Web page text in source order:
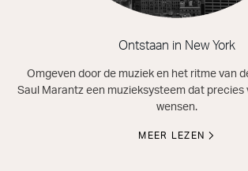
Ontstaan in New York
Omgeven door de muziek en het ritme van
Saul Marantz een muzieksysteem dat precies
wensen.
MEER LEZEN